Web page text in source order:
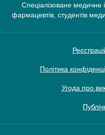
Спеціалізоване медичне
фармацевтів, студентів
Політика
Угода про